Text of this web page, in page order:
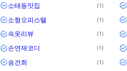
소태동맛집 1
소형오피스텔 1
속옷리뷰 1
손연재코디 1
송건희 1